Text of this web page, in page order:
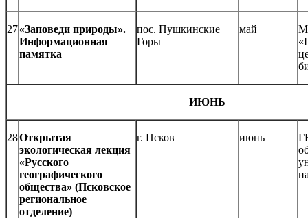
27«Заповеди природы».
Информационная
памятка
пос. Пушкинские
Горы
май
ИЮНЬ
28Открытая
экологическая лекция
«Русского
географического
общества» (Псковское
региональное
отделение)
г. Псков июнь